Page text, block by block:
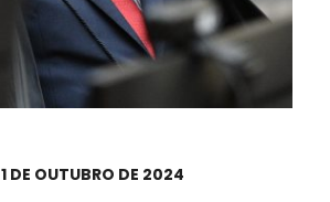
1 DE OUTUBRO DE 2024